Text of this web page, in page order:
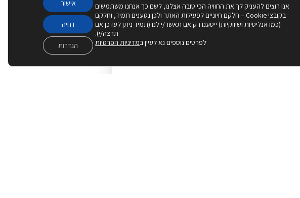
יקבל את הדם! ויש להשיב שהיו שם
אנו רוצים להעניק לך את החוויה הכי טובה אצלנו, לשם כך אנחנו משתמשים
בקובצי Cookie – חלקם חיוניים לפעילות האתר ולכן נטענים תמיד, וחלקם
(כמו אנליטיות ושיווקיות) ייטענו רק אם תאשר/י לנו (תמיד ניתן לעדכן אם
תרצה/י).
לפרטים נוספים נא לעיין במדיניות הפרטיות
אישור
דחיה
הגדרות